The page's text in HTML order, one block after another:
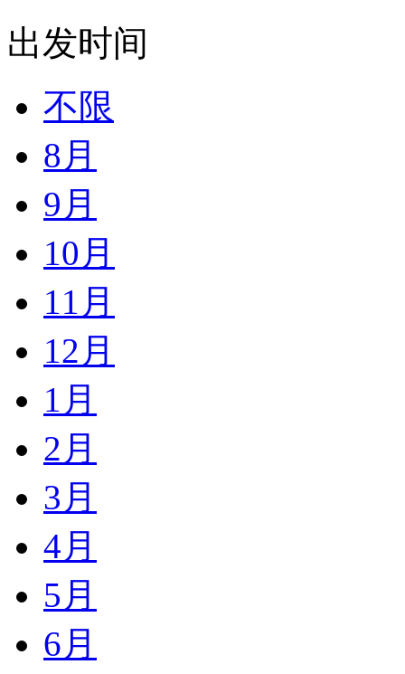
出发时间
不限
8月
9月
10月
11月
12月
1月
2月
3月
4月
5月
6月